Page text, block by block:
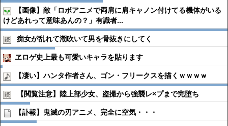
【画像】敵「ロボアニメで両肩に肩キャノン付けてる機体がいる
けどあれって意味あんの？」有識者...
痴女が乱れて潮吹いて男を骨抜きにしてく
ヱロゲ史上最も可愛いキャラを貼ります
【凄い】ハンタ作者さん、ゴン・フリークスを描くｗｗｗｗ
【閲覧注意】陸上部少女、盗撮から強襲レ×プまで完堕ち
【訃報】鬼滅の刃アニメ、完全に空気・・・